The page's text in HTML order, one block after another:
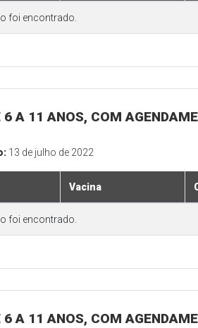
foi encontrado.
6 A 11 ANOS, COM
13 de julho de 2022
Vacina
foi encontrado.
6 A 11 ANOS, COM